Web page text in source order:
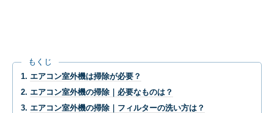
もくじ
エアコン室外機は掃除が必要？
エアコン室外機の掃除｜必要なものは？
エアコン室外機の掃除｜フィルターの洗い方は？